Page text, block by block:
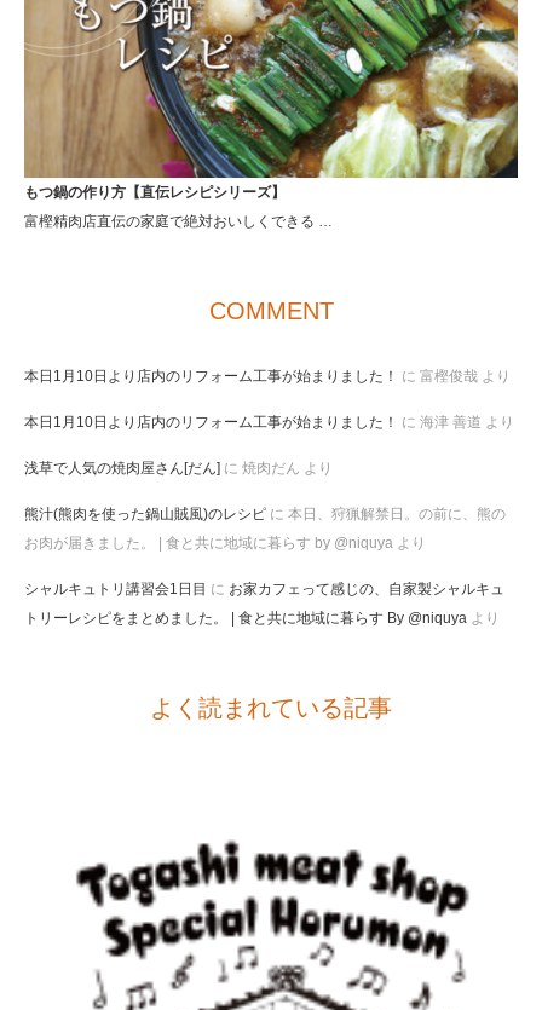
もつ鍋の作り方【直伝レシピシリーズ】
富樫精肉店直伝の家庭で絶対おいしくできる …
COMMENT
本日1月10日より店内のリフォーム工事が始まりました！ に 富樫俊哉 より
本日1月10日より店内のリフォーム工事が始まりました！ に 海津 善道 より
浅草で人気の焼肉屋さん[だん] に 焼肉だん より
熊汁(熊肉を使った鍋山賊風)のレシピ に 本日、狩猟解禁日。の前に、熊の
お肉が届きました。 | 食と共に地域に暮らす by @niquya より
シャルキュトリ講習会1日目 に お家カフェって感じの、自家製シャルキュ
トリーレシピをまとめました。 | 食と共に地域に暮らす By @niquya より
よく読まれている記事